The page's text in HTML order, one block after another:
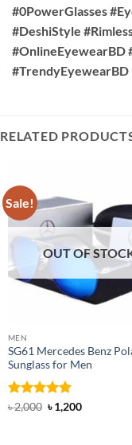
#0PowerGlasses
#DeshiStyle
#OnlineEyewearBD
#TrendyEyewearBD
RELATED
Sale!
OUT OF
MEN
SG61 Mercedes Benz
Sunglass for Men
Rated 5
৳2,000 Original
price
৳1,200Current